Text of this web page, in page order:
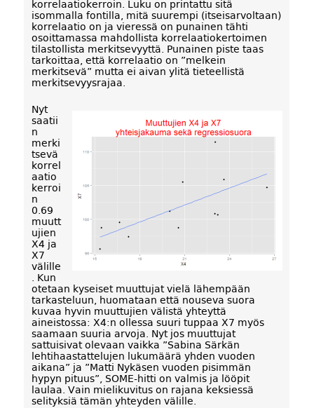
korrelaatiokerroin. Luku on printattu sitä
isommalla fontilla, mitä suurempi (itseisarvoltaan)
korrelaatio on ja vieressä on punainen tähti
osoittamassa mahdollista korrelaatiokertoimen
tilastollista merkitsevyyttä. Punainen piste taas
tarkoittaa, että korrelaatio on ”melkein
merkitsevä” mutta ei aivan ylitä tieteellistä
merkitsevyysrajaa.
Nyt
saatii
n
merki
tsevä
korrel
aatio
kerroi
n
0.69
muutt
ujien
X4 ja
X7
välille
. Kun
otetaan kyseiset muuttujat vielä lähempään
tarkasteluun, huomataan että nouseva suora
kuvaa hyvin muuttujien välistä yhteyttä
aineistossa: X4:n ollessa suuri tuppaa X7 myös
saamaan suuria arvoja. Nyt jos muuttujat
sattuisivat olevaan vaikka ”Sabina Särkän
lehtihaastattelujen lukumäärä yhden vuoden
aikana” ja ”Matti Nykäsen vuoden pisimmän
hypyn pituus”, SOME-hitti on valmis ja lööpit
laulaa. Vain mielikuvitus on rajana keksiessä
selityksiä tämän yhteyden välille.